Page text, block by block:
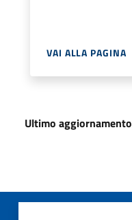
VAI ALLA PAGINA
Ultimo aggiornamento